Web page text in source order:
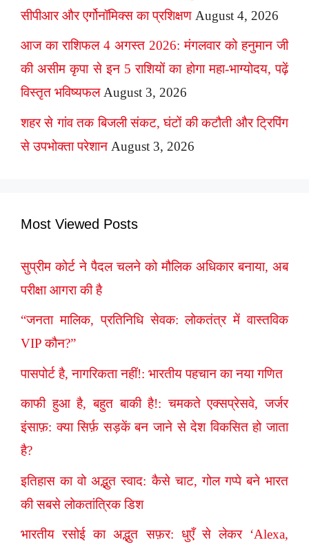
सीपीआर और एर्गोनॉमिक्स का प्रशिक्षण August 4, 2026
आज का राशिफल 4 अगस्त 2026: मंगलवार को हनुमान जी
की असीम कृपा से इन 5 राशियों का होगा महा-भाग्योदय, पढ़ें
विस्तृत भविष्यफल August 3, 2026
शहर से गांव तक बिजली संकट, घंटों की कटौती और ट्रिपिंग
से उपभोक्ता परेशान August 3, 2026
Most Viewed Posts
सुप्रीम कोर्ट ने पैदल चलने को मौलिक अधिकार बनाया, अब
परीक्षा आगरा की है
“जनता मालिक, प्रतिनिधि सेवक: लोकतंत्र में वास्तविक
VIP कौन?”
पासपोर्ट है, नागरिकता नहीं!: भारतीय पहचान का नया गणित
काफी हुआ है, बहुत बाकी है!: चमकते एक्सप्रेसवे, जर्जर
इंसाफ़: क्या सिर्फ़ सड़कें बन जाने से देश विकसित हो जाता
है?
इतिहास का वो अद्भुत स्वाद: कैसे चाट, गोल गप्पे बने भारत
की सबसे लोकतांत्रिक डिश
भारतीय रसोई का अद्भुत सफ़र: धुएँ से लेकर ‘Alexa,